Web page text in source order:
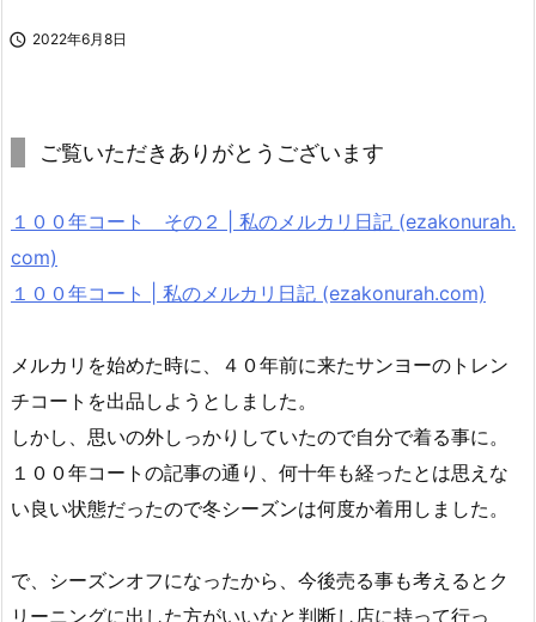
 2022年6月8日
ご覧いただきありがとうございます
１００年コート その２ | 私のメルカリ日記 (ezakonurah.
com)
１００年コート | 私のメルカリ日記 (ezakonurah.com)
メルカリを始めた時に、４０年前に来たサンヨーのトレン
チコートを出品しようとしました。
しかし、思いの外しっかりしていたので自分で着る事に。
１００年コートの記事の通り、何十年も経ったとは思えな
い良い状態だったので冬シーズンは何度か着用しました。
で、シーズンオフになったから、今後売る事も考えるとク
リーニングに出した方がいいなと判断し店に持って行っ